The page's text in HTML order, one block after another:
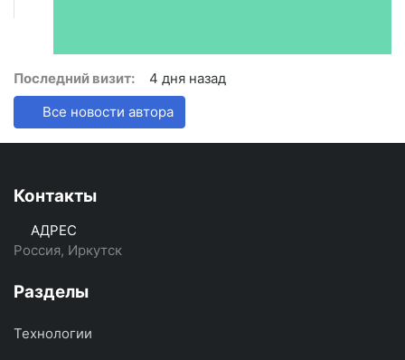
Последний визит:
4 дня назад
Все новости автора
Контакты
АДРЕС
Россия, Иркутск
Разделы
Технологии